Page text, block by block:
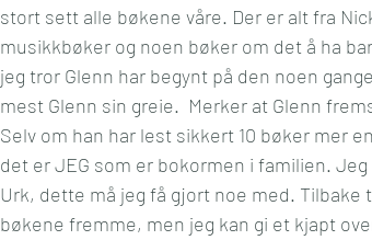
stort sett alle bøkene våre. Der er alt fra
musikkbøker og noen bøker om det å ha
jeg tror Glenn har begynt på den noen
mest Glenn sin greie.  Merker at Glenn
Selv om han har lest sikkert 10 bøker mer
det er JEG som er bokormen i familien.
Urk, dette må jeg få gjort noe med.
bøkene fremme, men jeg kan gi et kjapt